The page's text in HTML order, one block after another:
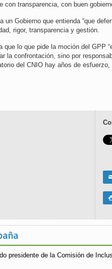
con transparencia, con buen
un Gobierno que entienda “que
rigor, transparencia y gestión.
que lo que pide la moción del GPP
la confrontación, sino por
del CNIO hay años de
presidente de la Comisión de